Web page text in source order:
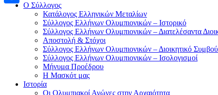
Ο Σύλλογος
Κατάλογος Ελληνικών Μεταλίων
Σύλλογος Ελλήνων Ολυμπιονικών – Ιστορικό
Σύλλογος Ελλήνων Ολυμπιονικών – Διατελέσαντα
Αποστολή & Στόχοι
Σύλλογος Ελλήνων Ολυμπιονικών – Διοικητικό
Σύλλογος Ελλήνων Ολυμπιονικών – Ισολογισμοί
Μήνυμα Προέδρου
Η Μασκότ μας
Ιστορία
Οι Ολυμπιακοί Αγώνες στην Αρχαιότητα
Μοιραστείτε